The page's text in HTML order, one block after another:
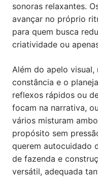
sonoras relaxantes.
avançar no próprio
para quem busca
criatividade ou
Além do apelo
constância e o
reflexos rápidos ou
focam na narrativa,
vários misturam
propósito sem
querem autocuidado
de fazenda e
versátil, adequada